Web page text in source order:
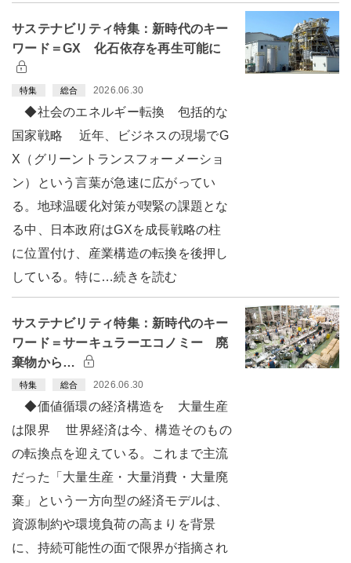
サステナビリティ特集：新時代のキー
ワード＝GX 化石依存を再生可能に
特集 総合 2026.06.30
◆社会のエネルギー転換 包括的な
国家戦略 近年、ビジネスの現場でG
X（グリーントランスフォーメーショ
ン）という言葉が急速に広がってい
る。地球温暖化対策が喫緊の課題とな
る中、日本政府はGXを成長戦略の柱
に位置付け、産業構造の転換を後押し
している。特に…続きを読む
サステナビリティ特集：新時代のキー
ワード＝サーキュラーエコノミー 廃
棄物から…
特集 総合 2026.06.30
◆価値循環の経済構造を 大量生産
は限界 世界経済は今、構造そのもの
の転換点を迎えている。これまで主流
だった「大量生産・大量消費・大量廃
棄」という一方向型の経済モデルは、
資源制約や環境負荷の高まりを背景
に、持続可能性の面で限界が指摘され